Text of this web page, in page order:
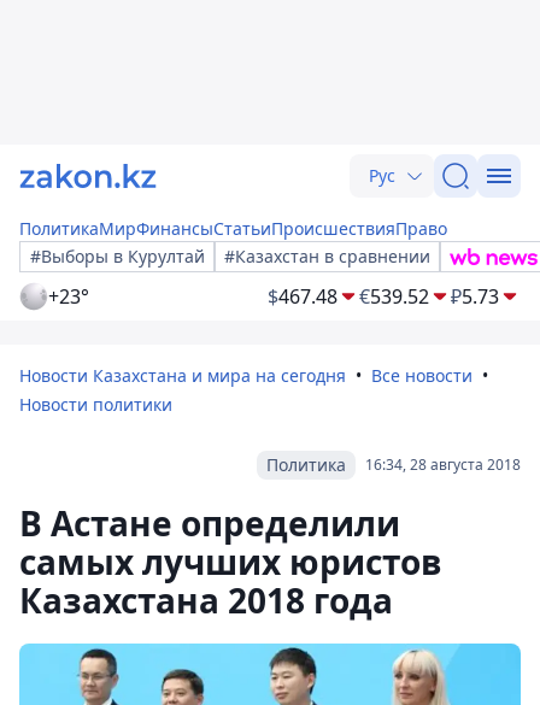
Рус
ПолитикаМирФинансыСтатьиПроисшествияПраво
#Выборы в Курултай
#Казахстан в сравнении
+23° $467.48 €539.52 ₽5.73
Новости Казахстана и мира на сегодня
Все новости
Новости политики
16:34, 28 августа 2018
Политика
В Астане определили
самых лучших юристов
Казахстана 2018 года